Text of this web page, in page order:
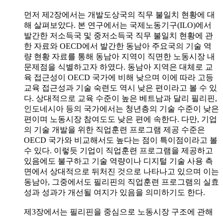
먼저 제2장에서는 개발도상국의 직무 불일치 현황에 대
해 살펴보았다. 본 연구에서는 국제노동기구(ILO)에서
발간한 저소득국 및 중저소득국 직무 불일치 현황에 관
한 자료와 OECD에서 발간한 동남아 주요국의 기술 역
량 현황 자료를 통해 동남아 지역이 직면한 노동시장 내
문제점을 식별하고자 하였다. 동남아 지역은 대체로 교
육 접근성이 OECD 국가에 비해 낮으며 이에 따라 고등
교육 접근성과 기술 숙련도 역시 낮은 편이라고 볼 수 있
다. 상대적으로 교육 수준이 높은 베트남과 달리 필리핀,
인도네시아 등의 국가에서는 청년층의 기술 수준이 낮은
편이며 노동시장 참여도도 낮은 편에 속한다. 다만, 기업
의 기술 개발을 위한 직업훈련 프로그램 제공 수준은
OECD 국가와 비교해서도 높다는 점이 특이점이라고 볼
수 있다. 이렇듯 기업이 직업훈련 프로그램을 제공하고
있음에도 불구하고 기술 역량이나 디지털 기술 사용 측
면에서 상대적으로 뒤처진 것으로 나타나고 있으며 이는
동남아, 그중에서도 필리핀의 직업훈련 프로그램의 실효
성과 성과가 개선될 여지가 있음을 의미하기도 한다.
제3장에서는 필리핀을 중심으로 노동시장 구조에 관해